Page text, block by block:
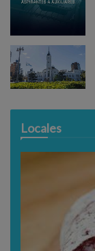
Locales